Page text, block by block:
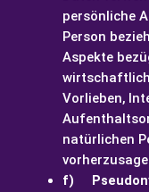
persönliche
Person
Aspekte
Vorlieben,
natürlichen
f)